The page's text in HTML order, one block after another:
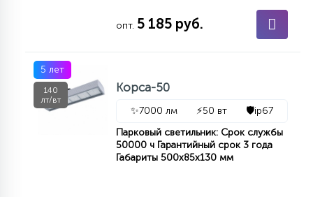
опт. 5 185 руб.
5 лет
140
лт/вт
Корса-50
✨7000 лм ⚡50 вт 🛡️ip67
Парковый светильник: Срок службы
50000 ч Гарантийный срок 3 года
Габариты 500х85х130 мм